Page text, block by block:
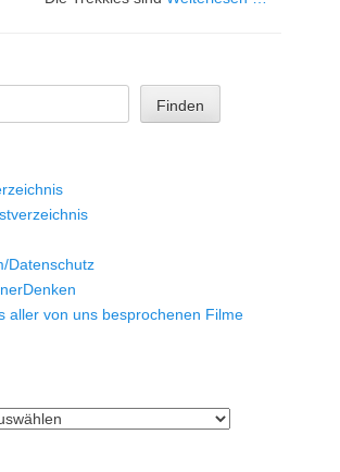
Finden
Datenschutz
aller von uns besprochenen Filme